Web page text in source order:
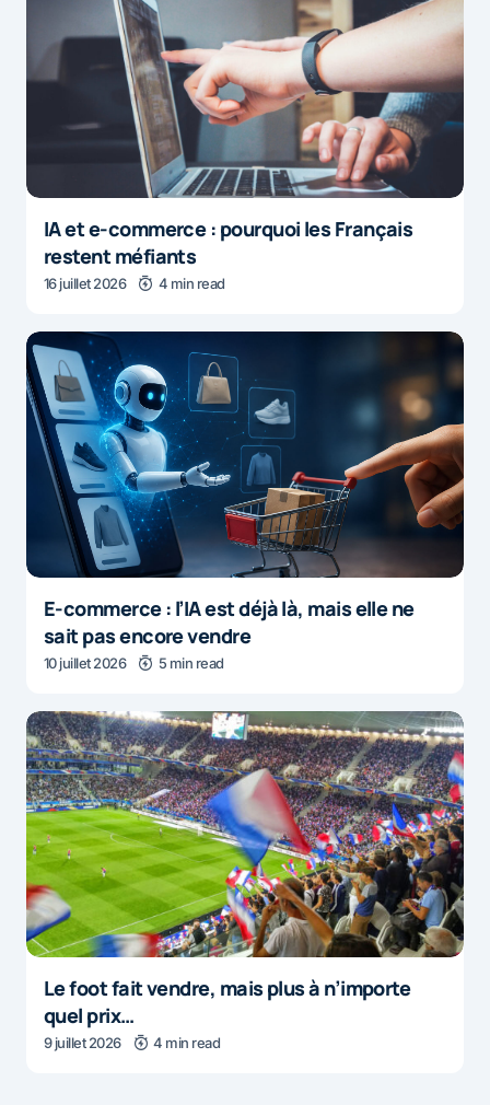
IA et e-commerce : pourquoi les Français
restent méfiants
16 juillet 2026 4 min read
E-commerce : l’IA est déjà là, mais elle ne
sait pas encore vendre
10 juillet 2026 5 min read
Le foot fait vendre, mais plus à n’importe
quel prix…
9 juillet 2026 4 min read